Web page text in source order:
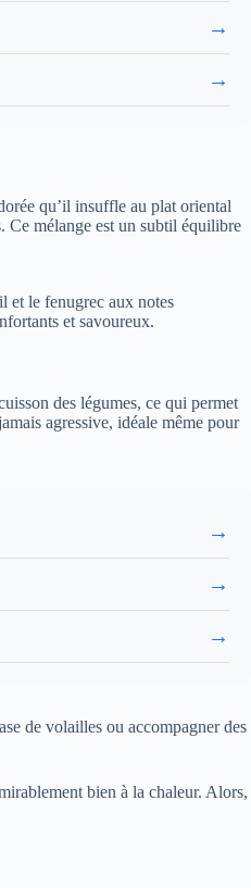
→
→
qu’il insuffle au plat oriental
Ce mélange est un subtil équilibre
et le fenugrec aux notes
et savoureux.
des légumes, ce qui permet
agressive, idéale même pour
→
→
→
de volailles ou accompagner des
bien à la chaleur. Alors,